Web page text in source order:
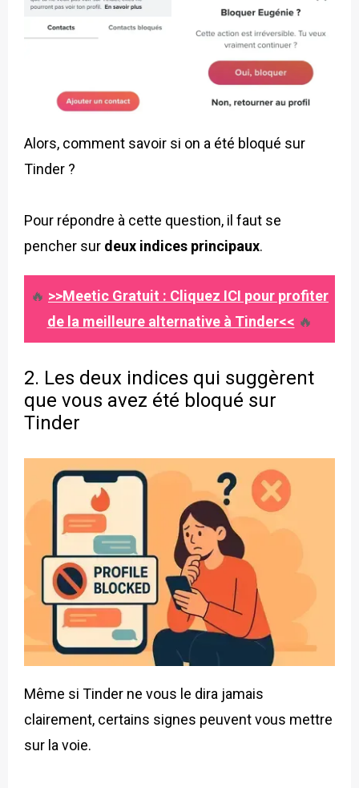
Alors, comment savoir si on a été bloqué sur
Tinder ?
Pour répondre à cette question, il faut se
pencher sur deux indices principaux.
🔥 >>Meetic Gratuit : Cliquez ICI pour profiter
de la meilleure alternative à Tinder<< 🔥
2. Les deux indices qui suggèrent
que vous avez été bloqué sur
Tinder
Même si Tinder ne vous le dira jamais
clairement, certains signes peuvent vous mettre
sur la voie.